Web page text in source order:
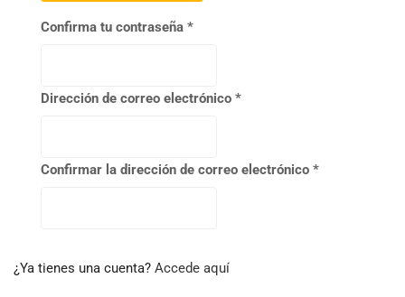
Confirma tu contraseña *
Dirección de correo electrónico *
Confirmar la dirección de correo electrónico *
¿Ya tienes una cuenta? Accede aquí